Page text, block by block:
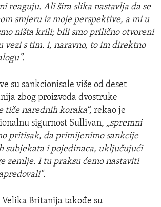
reaguju. Ali šira slika nastavlja da se
smjeru iz moje perspektive, a mi u
ništa krili; bili smo prilično otvoreni
vezi s tim. i, naravno, to im direktno
su sankcionisale više od deset
zbog proizvoda dvostruke
tiče narednih koraka“, rekao je
sigurnost Sullivan, „spremni
pritisak, da primijenimo sankcije
subjekata i pojedinaca, uključujući
zemlje. I tu praksu ćemo nastaviti
Britanija takođe su